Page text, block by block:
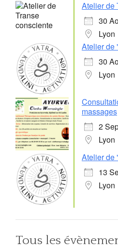
Atelier de
30
Lyon
Atelier de
30
Lyon
massages
2
Lyon
Atelier de
13
Lyon
Tous les